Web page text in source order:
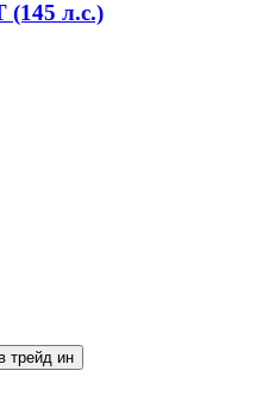
(145 л.с.)
трейд ин